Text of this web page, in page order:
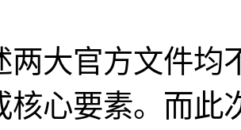
官方文件均
核心要素。而此